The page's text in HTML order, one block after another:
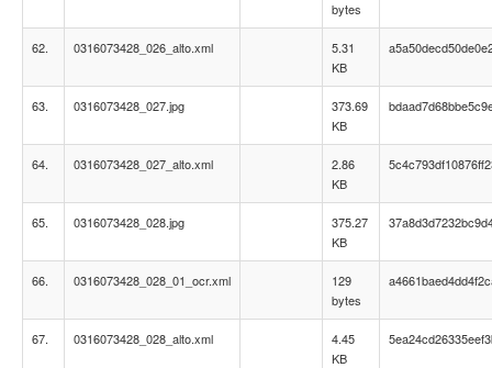
bytes
62. 0316073428_026_alto.xml
5.31
KB
63. 0316073428_027.jpg
373.69
KB
64. 0316073428_027_alto.xml
2.86
KB
65. 0316073428_028.jpg
375.27
KB
66. 0316073428_028_01_ocr.xml
129
bytes
67. 0316073428_028_alto.xml
4.45
KB